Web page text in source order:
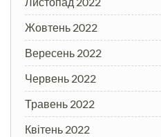
Жовтень 2022
Вересень 2022
Червень 2022
Травень 2022
Квітень 2022